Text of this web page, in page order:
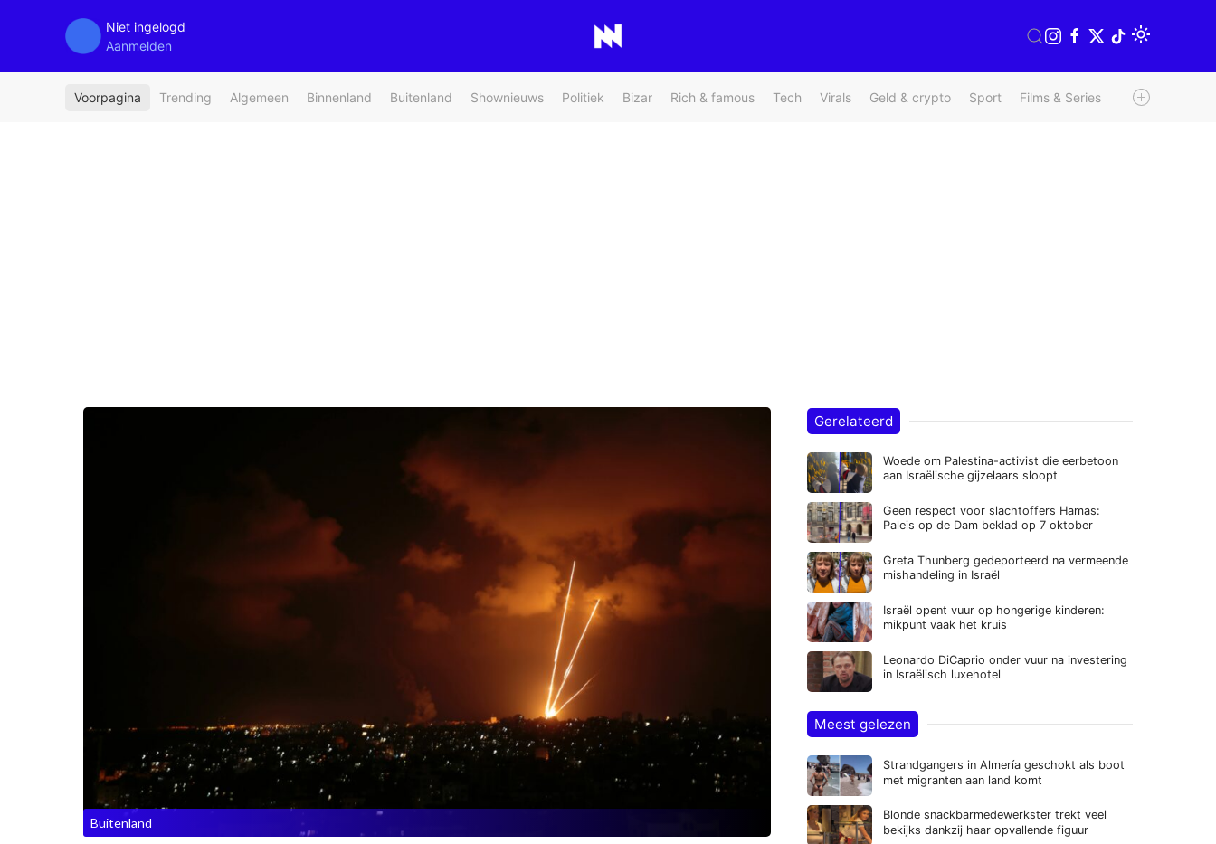
Niet ingelogd
Aanmelden
Voorpagina Trending Algemeen Binnenland Buitenland Shownieuws Politiek Bizar Rich & famous Tech Virals Geld & crypto Sport Films & Series Radio & TV
Buitenland
Gerelateerd
Woede om Palestina-activist die eerbetoon
aan Israëlische gijzelaars sloopt
Geen respect voor slachtoffers Hamas:
Paleis op de Dam beklad op 7 oktober
Greta Thunberg gedeporteerd na vermeende
mishandeling in Israël
Israël opent vuur op hongerige kinderen:
mikpunt vaak het kruis
Leonardo DiCaprio onder vuur na investering
in Israëlisch luxehotel
Meest gelezen
Strandgangers in Almería geschokt als boot
met migranten aan land komt
Blonde snackbarmedewerkster trekt veel
bekijks dankzij haar opvallende figuur